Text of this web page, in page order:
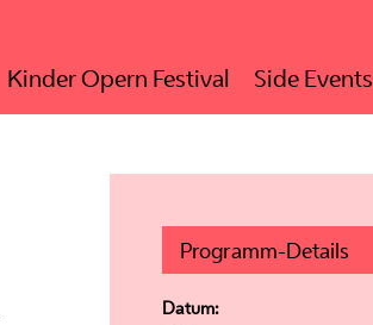
Kinder Opern Festival Side Events
Programm-Details
Datum: